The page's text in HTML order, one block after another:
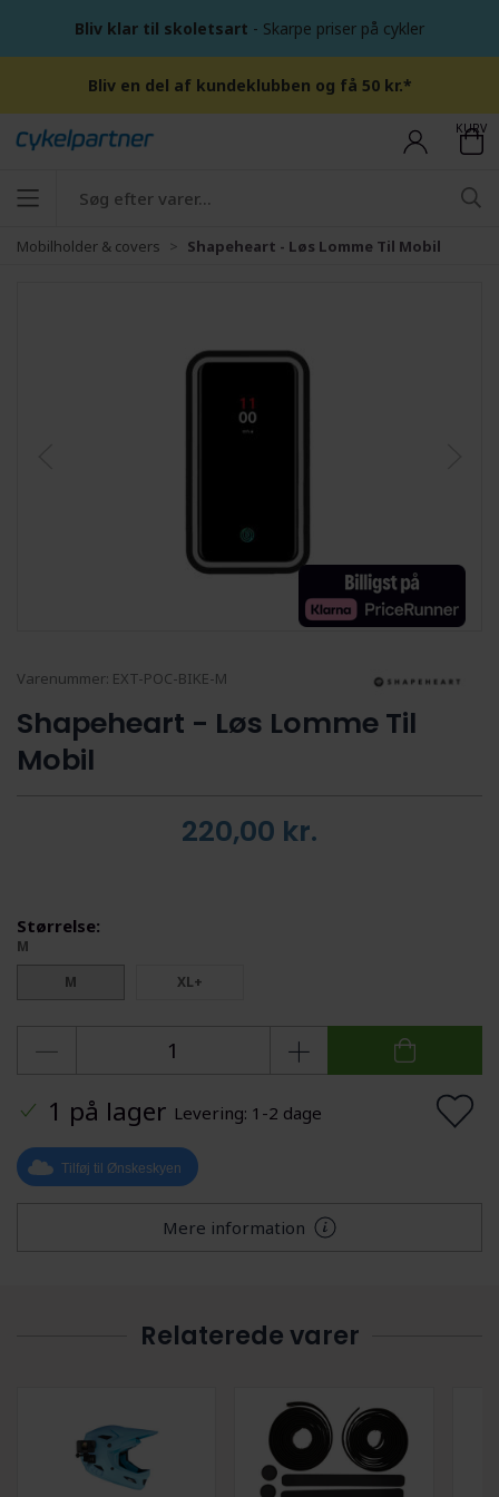
Bliv klar til skoletsart - Skarpe priser på cykler
Bliv en del af kundeklubben og få 50 kr.*
KURV
Mobilholder & covers Shapeheart - Løs Lomme Til Mobil
Varenummer: EXT-POC-BIKE-M
Shapeheart - Løs Lomme Til
Mobil
220,00 kr.
Størrelse:
M
M
XL+
1 på lager Levering: 1-2 dage
Tilføj til Ønskeskyen
Mere information
Relaterede varer